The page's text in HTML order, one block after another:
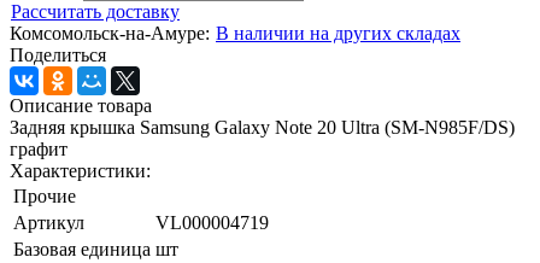
Рассчитать доставку
Комсомольск-на-Амуре: В наличии на других складах
Поделиться
Описание товара
Задняя крышка Samsung Galaxy Note 20 Ultra (SM-N985F/DS)
графит
Характеристики:
Прочие
Артикул
VL000004719
Базовая единица шт